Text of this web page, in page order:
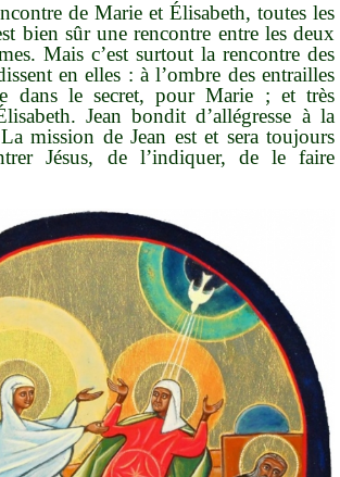
de Marie et Élisabeth, toutes les
bien sûr une rencontre entre les deux
Mais c’est surtout la rencontre des
en elles : à l’ombre des entrailles
dans le secret, pour Marie ; et très
Jean bondit d’allégresse à la
mission de Jean est et sera toujours
Jésus, de l’indiquer, de le faire